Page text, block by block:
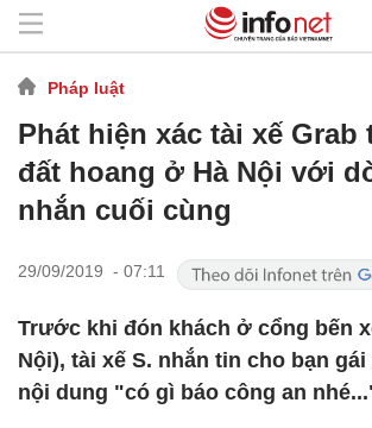
Pháp luật
Phát hiện xác tài xế Grab
đất hoang ở Hà Nội với
nhắn cuối cùng
29/09/2019 - 07:11
Trước khi đón khách ở cổng bến
Nội), tài xế S. nhắn tin cho bạn
nội dung "có gì báo công an